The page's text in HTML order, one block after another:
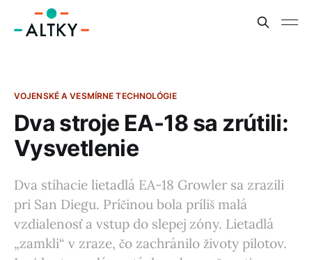
VOJENSKÉ A VESMÍRNE TECHNOLÓGIE
Dva stroje EA-18 sa zrútili:
Vysvetlenie
Dva stíhacie lietadlá EA-18 Growler sa zrazili
pri San Diegu. Príčinou bola príliš malá
vzdialenosť a vstup do slepej zóny. Lietadlá
„zamkli“ v zraze, čo zachránilo životy pilotov.